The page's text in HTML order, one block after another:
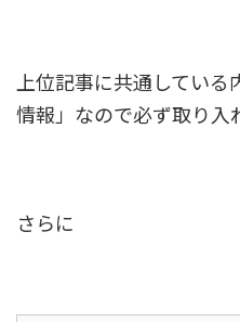
上位記事に共通している
情報」なので必ず取り入
さらに